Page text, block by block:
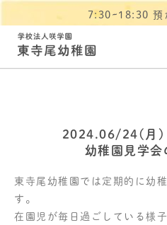
7:30~18:30 預
2024.06/24(月)
幼稚園見学会
東寺尾幼稚園では定期的に幼
す。
在園児が毎日過ごしている様